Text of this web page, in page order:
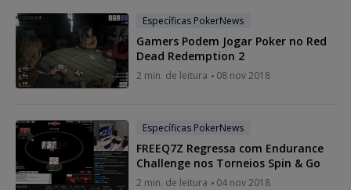
Específicas PokerNews
Gamers Podem Jogar Poker no Red
Dead Redemption 2
2 min. de leitura 08 nov 2018
Específicas PokerNews
FREEQ7Z Regressa com Endurance
Challenge nos Torneios Spin & Go
2 min. de leitura 04 nov 2018